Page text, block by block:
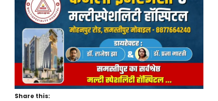
Share this: